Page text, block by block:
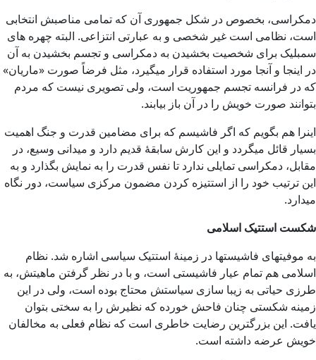
دمکراسی، بخصوص در شکل جمهوری آن که تمامی مناصبش انتخابی
است، نظامی است غیر شخصی و به عبارتی انتزاعی. البته چهره های
سمبلیک برای شخصیت بخشیدن به دمکراسی و تجسم بخشیدن به آن
در اینجا و آنجا مورد استفاده قرار میگیرد، مثل فرضاً صورت «ماریان»
که در فرانسه تجسم جمهوریت است، ولی تصویری نیست که مردم
بتوانند صورت خویش را در آن باز بیابند.
اینرا هم بگویم که اگر فاشیسم که برای مضامین قدرت و جنگ اهمیت
بسیار قائل میگردد و این کارش سابقۀ قدیم دارد و میدانی وسیع، در
مقابل، دمکراسی تمایلی ندارد تا نفس قدرت را به نمایش بگذارد و به
این ترتیب خود را از استتیزه کردن مضمون مرکزی سیاست، دور نگاه
میدارد.
شکست استتیک اسلامی
به موفیتهای فاشیستها در زمینۀ استتیک سیاسی اشاره شد. نظام
اسلامی هم تمام عیار فاشیستی است، و با در نظر گرفتن ماهیتش، به
طرزی حیاتی به زیبا سازی سیاستش محتاج بوده است، ولی در این
زمینه شکستی چنان فاحش خورده که نظیرش را به سختی بتوان
یافت. این بزرگترین رضایت خاطری است که نظام فعلی به مخالفان
خویش عرضه داشته است.